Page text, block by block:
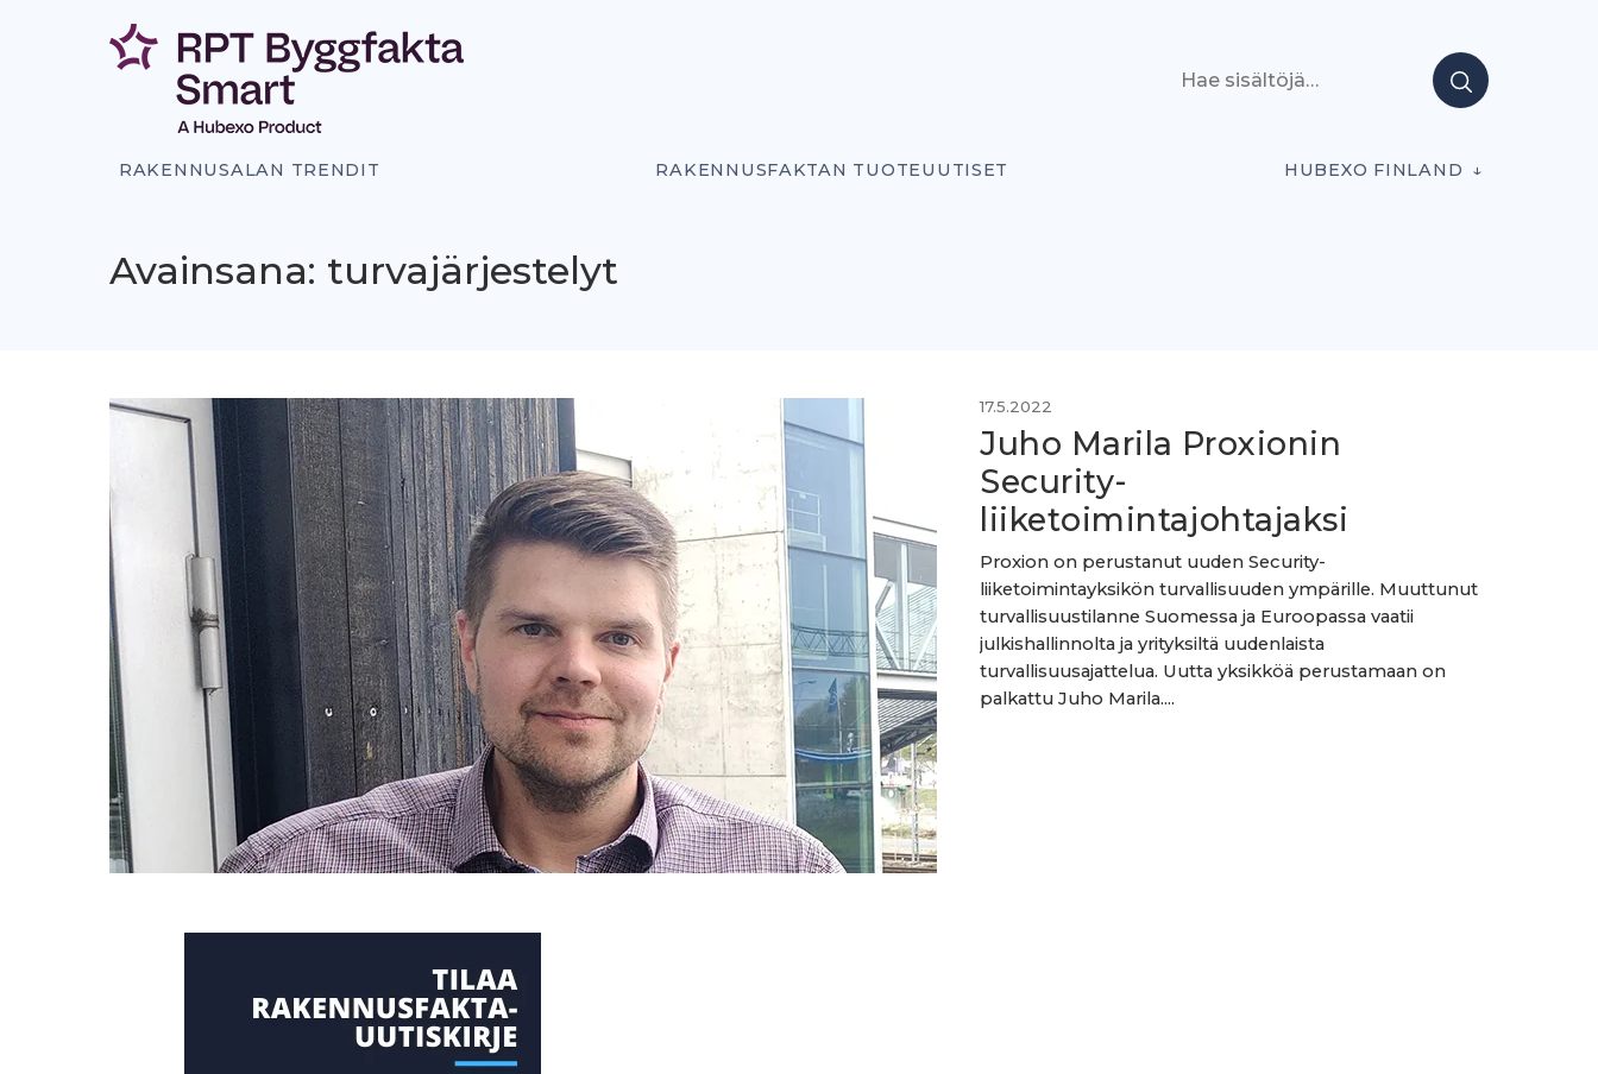
RAKENNUSALAN TRENDIT RAKENNUSFAKTAN TUOTEUUTISET HUBEXO FINLAND
Avainsana: turvajärjestelyt
17.5.2022
Juho Marila Proxionin
Security-
liiketoimintajohtajaksi
Proxion on perustanut uuden Security-
liiketoimintayksikön turvallisuuden ympärille. Muuttunut
turvallisuustilanne Suomessa ja Euroopassa vaatii
julkishallinnolta ja yrityksiltä uudenlaista
turvallisuusajattelua. Uutta yksikköä perustamaan on
palkattu Juho Marila....